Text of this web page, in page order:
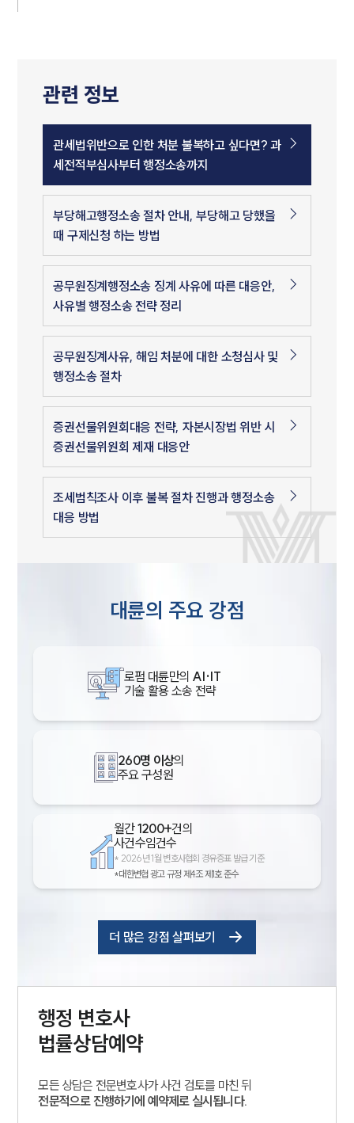
관련 정보
관세법위반으로 인한 처분 불복하고 싶다면? 과
세전적부심사부터 행정소송까지
부당해고행정소송 절차 안내, 부당해고 당했을
때 구제신청 하는 방법
공무원징계행정소송 징계 사유에 따른 대응안,
사유별 행정소송 전략 정리
공무원징계사유, 해임 처분에 대한 소청심사 및
행정소송 절차
증권선물위원회대응 전략, 자본시장법 위반 시
증권선물위원회 제재 대응안
조세범칙조사 이후 불복 절차 진행과 행정소송
대응 방법
대륜의 주요 강점
로펌 대륜만의 AI·IT
기술 활용 소송 전략
260명 이상의
주요 구성원
월간1200+건의
사건수임건수
* 2026년 1월 변호사협회 경유증표 발급 기준
*대한변협 광고 규정 제4조 제1호 준수
더 많은 강점 살펴보기
행정 변호사
법률상담예약
모든 상담은 전문변호사가 사건 검토를 마친 뒤
전문적으로 진행하기에 예약제로 실시됩니다.